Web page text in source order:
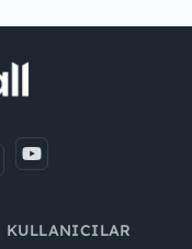
KULLANICILAR